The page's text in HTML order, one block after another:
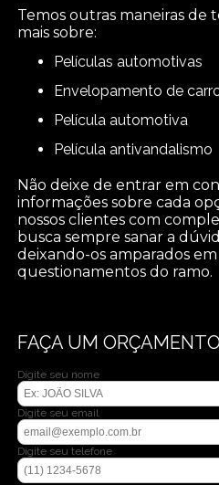
Temos outras maneiras de
mais sobre:
películas automotivas
envelopamento de
película automotiva
película antivandalismo
Não deixe de entrar em
informações sobre cada
nossos clientes com
busca sempre sanar a
deixando-os amparados
questionamentos do ramo.
FAÇA UM ORÇAMENTO
Digite seu nome
Digite seu email
Digite seu telefone